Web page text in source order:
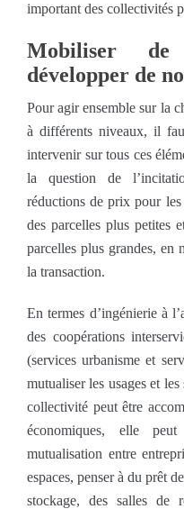
important des collectivités
Mobiliser de
développer de
Pour agir ensemble sur la
à différents niveaux, il
intervenir sur tous ces
la question de
réductions de prix pour les
des parcelles plus petites
parcelles plus grandes, en
la transaction.
En termes d’ingénierie à
des coopérations
(services urbanisme et
mutualiser les usages et
collectivité peut être
économiques, elle
mutualisation entre
espaces, penser à du prêt
stockage, des salles de